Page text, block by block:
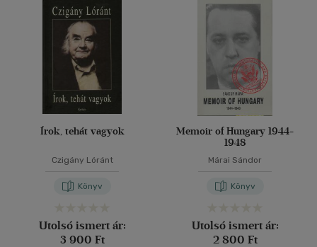
Írok, tehát vagyok
Czigány Lóránt
Könyv
Utolsó ismert ár:
3 900 Ft
Memoir of Hungary 1944-
1948
Márai Sándor
Könyv
Utolsó ismert ár:
2 800 Ft